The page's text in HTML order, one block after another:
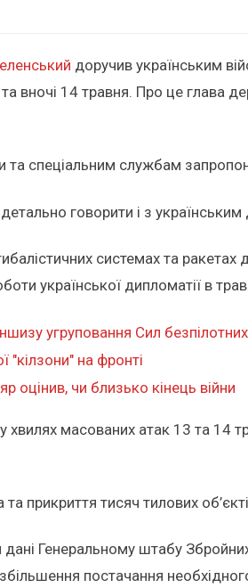
доручив українським
та вночі 14 травня. Про це глава
спеціальним службам
говорити і з
системах та
української дипломатії в
угруповання Сил
"кілзони" на фронті
оцінив, чи близько кінець війни
масованих атак 13 та 14
прикриття тисяч тилових
Генеральному штабу
постачання